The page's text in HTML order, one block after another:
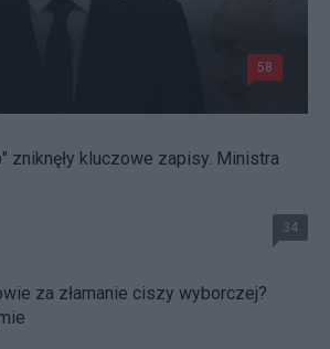
58
zniknęły kluczowe zapisy. Ministra
34
za złamanie ciszy wyborczej?